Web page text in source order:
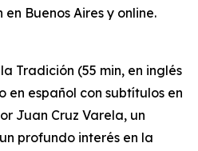
Buenos Aires y online.
Tradición (55 min, en inglés
en español con subtítulos en
Juan Cruz Varela, un
profundo interés en la